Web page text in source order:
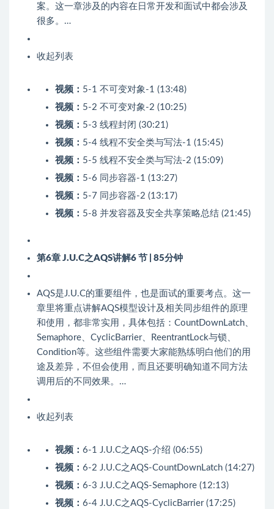
案。这一章涉及的内容在日常开发和面试中都会涉及
很多。…
收起列表
视频： 5-1 不可变对象-1 (13:48)
视频： 5-2 不可变对象-2 (10:25)
视频： 5-3 线程封闭 (30:21)
视频： 5-4 线程不安全类与写法-1 (15:45)
视频： 5-5 线程不安全类与写法-2 (15:09)
视频： 5-6 同步容器-1 (13:27)
视频： 5-7 同步容器-2 (13:17)
视频： 5-8 并发容器及安全共享策略总结 (21:45)
第6章 J.U.C之AQS讲解6 节 | 85分钟
AQS是J.U.C的重要组件，也是面试的重要考点。这一
章里将重点讲解AQS模型设计及相关同步组件的原理
和使用，都非常实用，具体包括：CountDownLatch、
Semaphore、CyclicBarrier、ReentrantLock与锁、
Condition等。这些组件需要大家能熟练明白他们的用
途及差异，不但会使用，而且还要明确知道不同方法
调用后的不同效果。…
收起列表
视频： 6-1 J.U.C之AQS-介绍 (06:55)
视频： 6-2 J.U.C之AQS-CountDownLatch (14:27)
视频： 6-3 J.U.C之AQS-Semaphore (12:13)
视频： 6-4 J.U.C之AQS-CyclicBarrier (17:25)